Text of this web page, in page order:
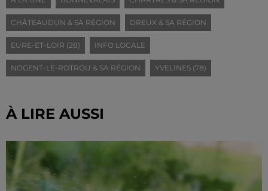
CHÂTEAUDUN & SA RÉGION DREUX & SA RÉGION
EURE-ET-LOIR (28) INFO LOCALE
NOGENT-LE-ROTROU & SA RÉGION YVELINES (78)
À LIRE AUSSI